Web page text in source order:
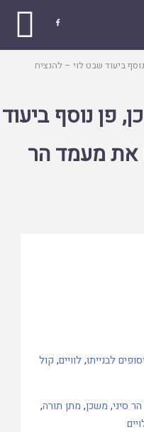

ביעוד שבט לוי – להנציח
פן נוסף ביעוד
את מעמד הר
לבנייתו,לוויים, קול
סיני, משכן, מתן תורה,